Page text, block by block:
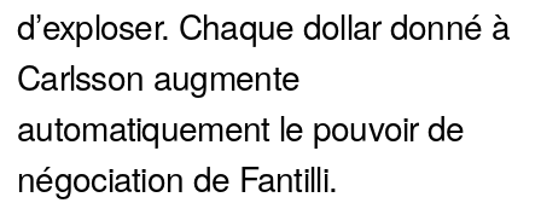
d’exploser. Chaque dollar donné à
Carlsson augmente
automatiquement le pouvoir de
négociation de Fantilli.